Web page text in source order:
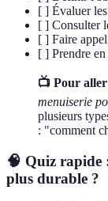
[ ] Évaluer
[ ] Consulter
[ ] Faire
[ ] Prendre
📺 Pour
menuiserie
plusieurs
: "comment
🧠 Quiz rapide
plus durable ?